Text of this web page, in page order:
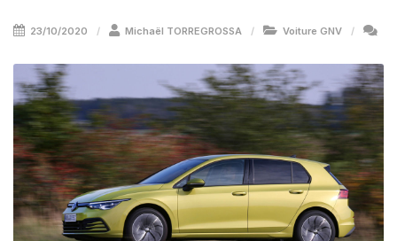
23/10/2020 Michaël TORREGROSSA Voiture GNV